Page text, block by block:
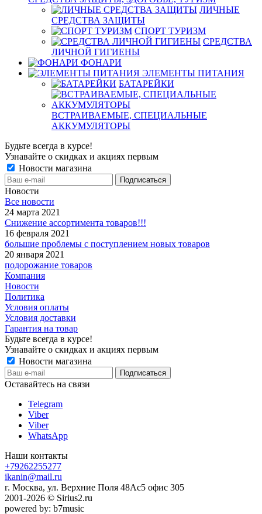
ЛИЧНЫЕ
СРЕДСТВА ЗАЩИТЫ
СПОРТ ТУРИЗМ
СРЕДСТВА
ЛИЧНОЙ ГИГИЕНЫ
ФОНАРИ
ЭЛЕМЕНТЫ ПИТАНИЯ
БАТАРЕЙКИ
ВСТРАИВАЕМЫЕ, СПЕЦИАЛЬНЫЕ
АККУМУЛЯТОРЫ
Будьте всегда в курсе!
Узнавайте о скидках и акциях первым
Новости магазина
Новости
Все новости
24 марта 2021
Снижение ассортимента товаров!!!
16 февраля 2021
большие проблемы с поступлением новых товаров
20 января 2021
подорожание товаров
Компания
Новости
Политика
Условия оплаты
Условия доставки
Гарантия на товар
Будьте всегда в курсе!
Узнавайте о скидках и акциях первым
Новости магазина
Оставайтесь на связи
Telegram
Viber
Viber
WhatsApp
Наши контакты
+79262255277
ikanin@mail.ru
г. Москва, ул. Верхние Поля 48Ас5 офис 305
2001-2026 © Sirius2.ru
powered by: b7music